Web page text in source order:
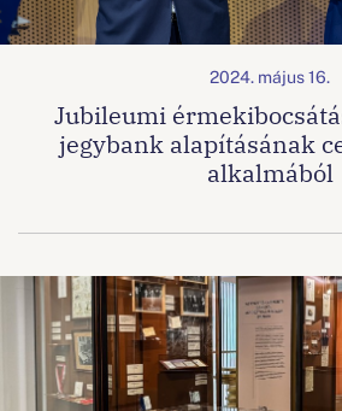
2024. május 16.
Jubileumi
jegybank alapításának
alkalmából